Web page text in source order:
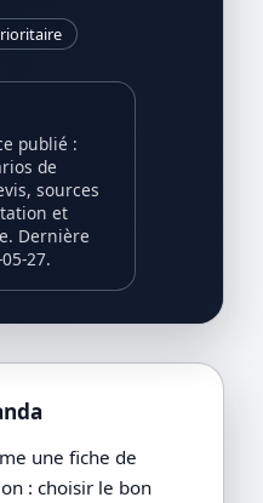
publié :
de
sources
et
Dernière
27.
une fiche de
: choisir le bon